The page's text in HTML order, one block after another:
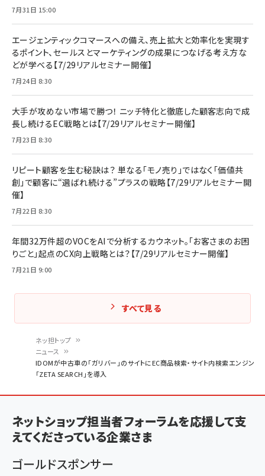
く
ず
ネッ担トップ
ニュース
IDOMが中古車の「ガリバー」のサイトにEC商品検索・サイト内検索エンジン
「ZETA SEARCH」を導入
7月31日 15:00
エージェンティックコマースへの備え、売上拡大と効率化を実現す
るポイント、セールスとマーケティングの成果につなげる考え方な
どが学べる【7/29リアルセミナー開催】
7月24日 8:30
大手が攻めない市場で勝つ！ ニッチ特化と徹底した顧客志向で成
長し続けるEC戦略とは【7/29リアルセミナー開催】
7月23日 8:30
リピート顧客を生む秘訣は？ 単なる「モノ売り」ではなく「価値共
創」で顧客に“選ばれ続ける”プラスの戦略【7/29リアルセミナー開
催】
7月22日 8:30
年間32万件超のVOCをAIで分析するカウネット。「お客さまのお困
りごと」起点のCX向上戦略とは？【7/29リアルセミナー開催】
7月21日 9:00
すべて見る
ネットショップ担当者フォーラムを応援して支
えてくださっている企業さま
ゴールドスポンサー